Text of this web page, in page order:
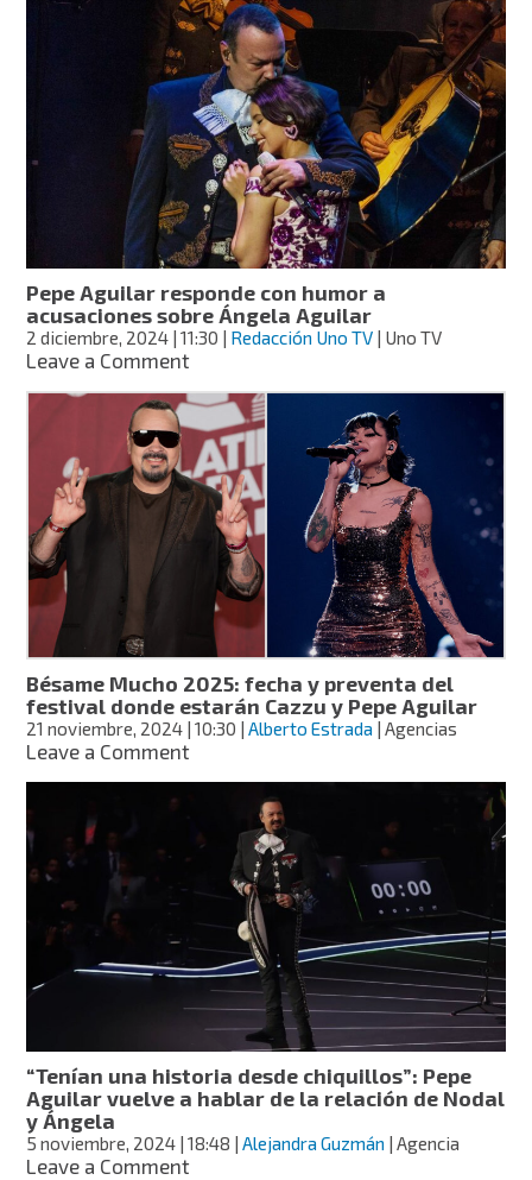
la
cara
por
su
hermana!
Leonardo
Aguilar
defiende
a
Ángela
y
manda
fuerte
mensaje
a
Pepe Aguilar responde con humor a
acusaciones sobre Ángela Aguilar
2 diciembre, 2024 | 11:30 | Redacción Uno TV | Uno TV
Leave a Commenton
Aguilar
responde
con
humor
a
acusaciones
sobre
Ángela
Aguilar
Bésame Mucho 2025: fecha y preventa del
festival donde estarán Cazzu y Pepe Aguilar
21 noviembre, 2024 | 10:30 |Alberto Estrada | Agencias
Leave a Commenton
fecha
preventa
festival
donde
estarán
Cazzu
Pepe
Aguilar
“Tenían una historia desde chiquillos”: Pepe
Aguilar vuelve a hablar de la relación de Nodal
y Ángela
5 noviembre, 2024 | 18:48 |Alejandra Guzmán | Agencia
Leave a Commenton